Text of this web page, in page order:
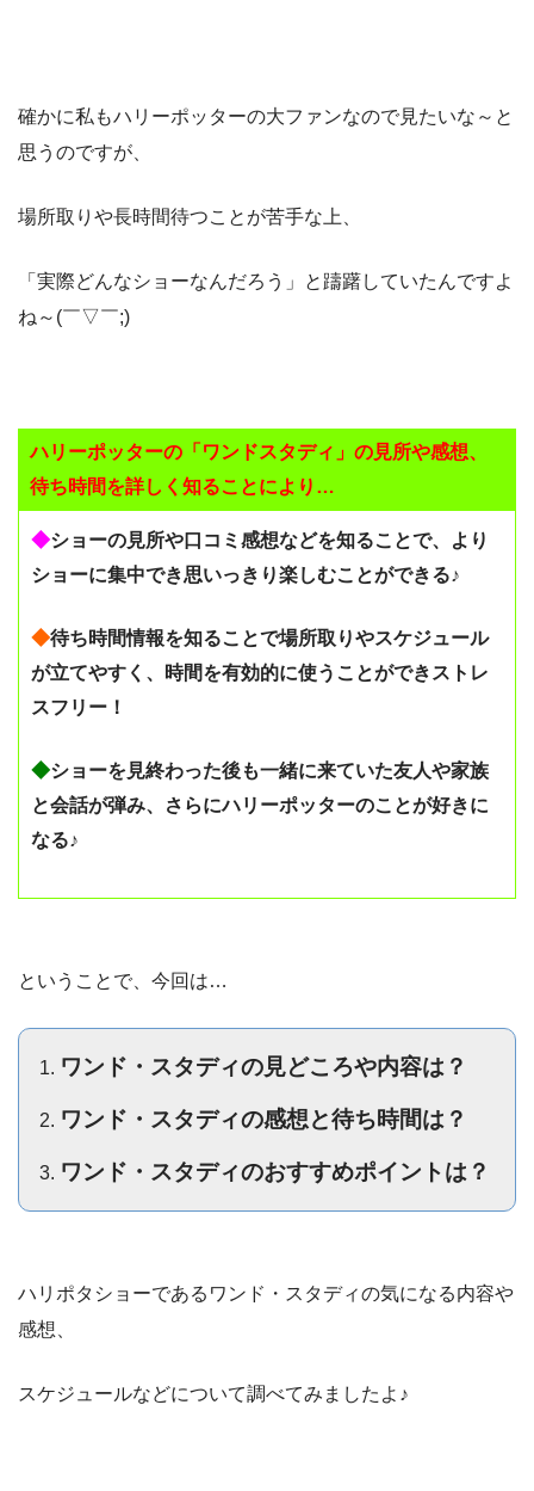
確かに私もハリーポッターの大ファンなので見たいな～と
思うのですが、
場所取りや長時間待つことが苦手な上、
「実際どんなショーなんだろう」と躊躇していたんですよ
ね～(￣▽￣;)
ハリーポッターの「ワンドスタディ」の見所や感想、
待ち時間を詳しく知ることにより…
◆ショーの見所や口コミ感想などを知ることで、より
ショーに集中でき思いっきり楽しむことができる♪
◆待ち時間情報を知ることで場所取りやスケジュール
が立てやすく、時間を有効的に使うことができストレ
スフリー！
◆ショーを見終わった後も一緒に来ていた友人や家族
と会話が弾み、さらにハリーポッターのことが好きに
なる♪
ということで、今回は…
ワンド・スタディの見どころや内容は？
ワンド・スタディの感想と待ち時間は？
ワンド・スタディのおすすめポイントは？
ハリポタショーであるワンド・スタディの気になる内容や
感想、
スケジュールなどについて調べてみましたよ♪